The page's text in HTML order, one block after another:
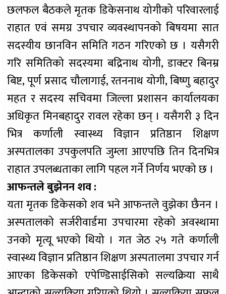
छलफल बैठकले मृतक डिकेसनाथ योगीको परिवारलाई
राहात एवं समग्र उपचार व्यवस्थापनको बिषयमा सात
सदस्यीय छानविन समिति गठन गरिएको छ । यसैगरी
गरि समितिको सदस्यमा बद्रिनाथ योगी, डाक्टर बिनम्र
बिष्ट, पूर्ण प्रसाद चौलागाई, रतननाथ योगी, बिष्णु बहादुर
महत र सदस्य सचिवमा जिल्ला प्रशासन कार्यालयका
अधिकृत मिनबहादुर रावल रहेका छन् । यसैगरी ३ दिन
भित्र कर्णाली स्वास्थ्य विज्ञान प्रतिष्ठान शिक्षण
अस्पतालका उपकुलपति जुम्ला आएपछि तिन दिनभित्र
राहात उपलब्धताका लागि पहल गर्ने निर्णय भएको छ ।
आफन्तले बुझेनन शव :
यता मृतक डिकेसको शव भने आफन्तले वुझेका छैनन ।
अस्पतालको सर्जरीवार्डमा उपचारमा रहेको अवस्थामा
उनको मृत्यू भएको थियो । गत जेठ २५ गते कर्णाली
स्वास्थ्य विज्ञान प्रतिष्ठान शिक्षण अस्पतालमा उपचार गर्न
आएका डिकेसको एपेण्डिसाईसिको सल्यक्रिया साथै